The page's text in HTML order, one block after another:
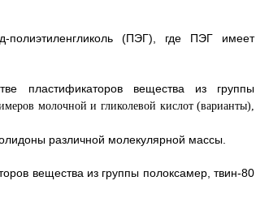
полиэтиленгликоль (ПЭГ), где ПЭГ имеет
пластификаторов вещества из группы
различной молекулярной массы.
вещества из группы полоксамер, твин-80